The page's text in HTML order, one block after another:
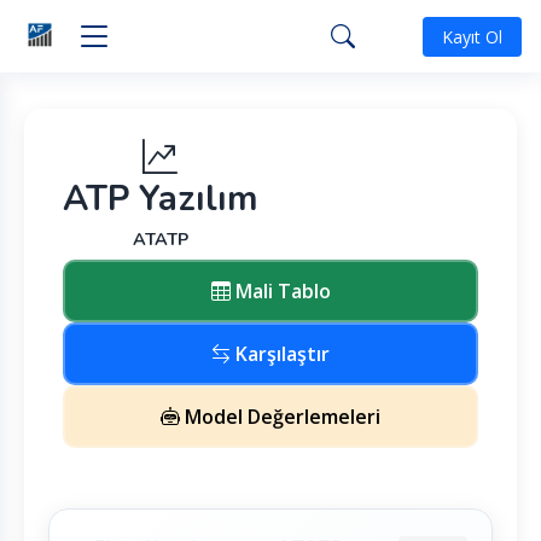
Kayıt Ol
ATP Yazılım
ATATP
Mali Tablo
Karşılaştır
Model Değerlemeleri